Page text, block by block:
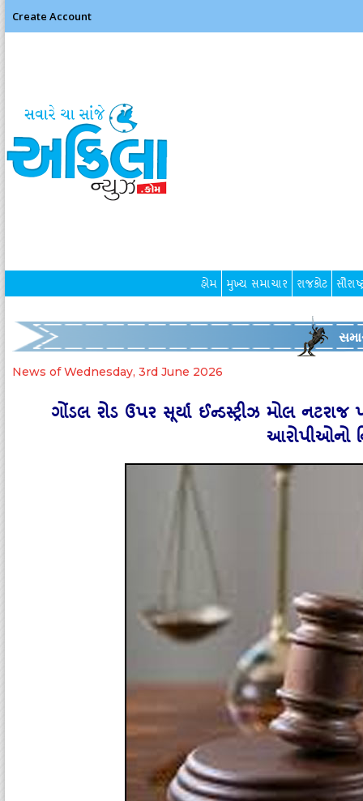
Create Account
હોમ મુખ્ય સમાચાર રાજકોટ
News of Wednesday, 3rd June 2026
ગોંડલ રોડ ઉપર સૂર્યા ઈન્‍ડસ્‍ટ્રીઝ મોલ
આરોપીઓનો